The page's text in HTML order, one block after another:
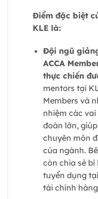
Điểm đặc biệt
KLE là:
Đội ngũ
ACCA
thực chiến
mentors tại
Members và
nhiệm các
đoàn lớn,
chuyên môn
của ngành.
còn chia sẻ
tuyển dụng
tài chính